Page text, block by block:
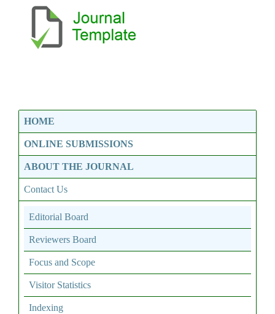
HOME
ONLINE SUBMISSIONS
ABOUT THE JOURNAL
Contact Us
Editorial Board
Reviewers Board
Focus and Scope
Visitor Statistics
Indexing